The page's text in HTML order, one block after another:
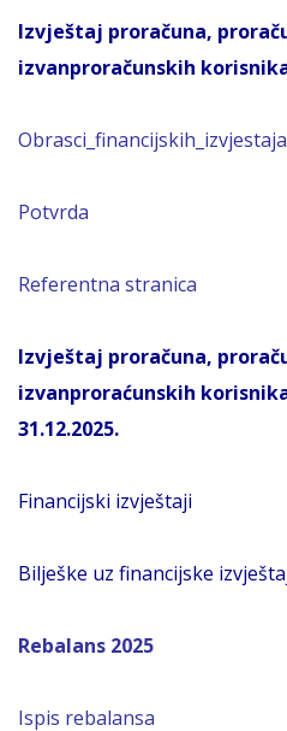
Izvještaj proračuna,
izvanproračunskih
Obrasci_financijskih_izvjestaja
Potvrda
Referentna stranica
Izvještaj proračuna,
izvanproraćunskih
31.12.2025.
Financijski izvještaji
Bilješke uz financijske
Rebalans 2025
Ispis rebalansa